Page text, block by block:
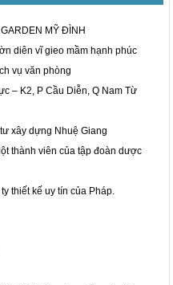
MỸ ĐÌNH
vĩ gieo mầm hạnh phúc
vụ văn phòng
K2, P Cầu Diễn, Q Nam Từ
dựng Nhuệ Giang
viên của tập đoàn dược
kế uy tín của Pháp.